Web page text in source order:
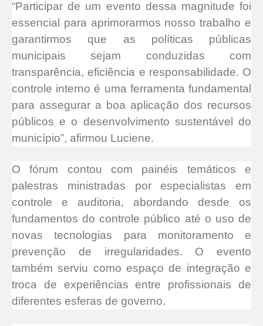
“Participar de um evento dessa magnitude foi
essencial para aprimorarmos nosso trabalho e
garantirmos que as políticas públicas
municipais sejam conduzidas com
transparência, eficiência e responsabilidade. O
controle interno é uma ferramenta fundamental
para assegurar a boa aplicação dos recursos
públicos e o desenvolvimento sustentável do
município”, afirmou Luciene.
O fórum contou com painéis temáticos e
palestras ministradas por especialistas em
controle e auditoria, abordando desde os
fundamentos do controle público até o uso de
novas tecnologias para monitoramento e
prevenção de irregularidades. O evento
também serviu como espaço de integração e
troca de experiências entre profissionais de
diferentes esferas de governo.